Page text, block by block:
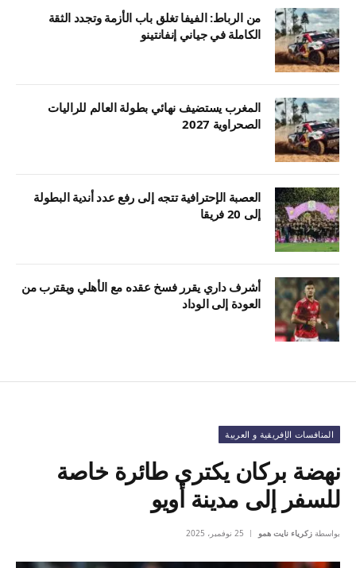
من الرباط: الفيفا تغلق باب الأزمة وتجدد الثقة
الكاملة في جياني إنفانتينو
المغرب يستضيف نهائي بطولة العالم للراليات
الصحراوية 2027
العصبة الإحترافية تتجه إلى رفع عدد أندية البطولة
إلى 20 فريقا
أشرف داري يقرر فسخ عقده مع الأهلي ويقترب من
العودة إلى الوداد
المنافسات الإفريقية و العربية
نهضة بركان يكتري طائرة خاصة
للسفر إلى مدينة أويو
بواسطة زكرياء نايت همو 25 نوفمبر، 2025